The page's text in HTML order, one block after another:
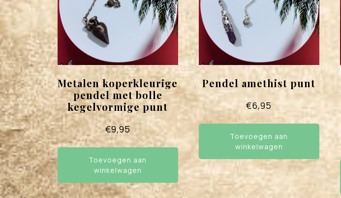
Metalen koperkleurige
pendel met bolle
kegelvormige punt
€9,95
Toevoegen aan
winkelwagen
Pendel amethist punt
€6,95
Toevoegen aan
winkelwagen